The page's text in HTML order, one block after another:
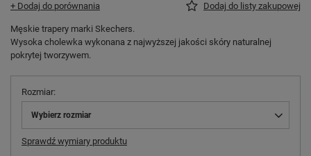
+ Dodaj do porównania Dodaj do listy zakupowej
Męskie trapery marki Skechers.
Wysoka cholewka wykonana z najwyższej jakości skóry naturalnej
pokrytej tworzywem.
Rozmiar
Wybierz rozmiar
Sprawdź wymiary produktu